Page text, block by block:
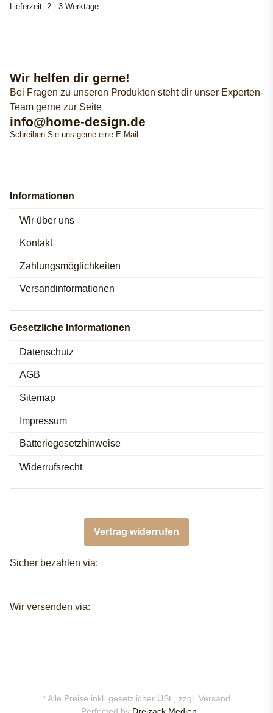
Lieferzeit: 2 - 3 Werktage
Wir helfen dir gerne!
Bei Fragen zu unseren Produkten steht dir unser Experten-
Team gerne zur Seite
info@home-design.de
Schreiben Sie uns gerne eine E-Mail.
Informationen
Wir über uns
Kontakt
Zahlungsmöglichkeiten
Versandinformationen
Gesetzliche Informationen
Datenschutz
AGB
Sitemap
Impressum
Batteriegesetzhinweise
Widerrufsrecht
Vertrag widerrufen
Sicher bezahlen via:
Wir versenden via:
* Alle Preise inkl. gesetzlicher USt., zzgl. Versand